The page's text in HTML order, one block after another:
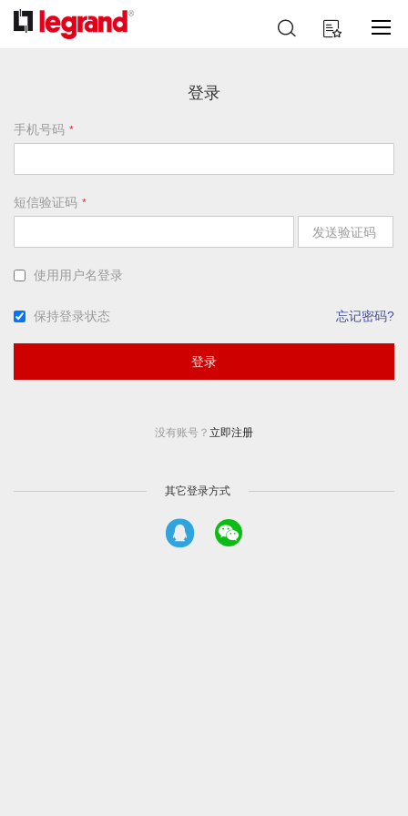
跳
到
我的购物车
索
登录
手机号码
短信验证码
发送验证码
使用用户名登录
保持登录状态 忘记密码?
登录
没有账号？ 立即注册
其它登录方式